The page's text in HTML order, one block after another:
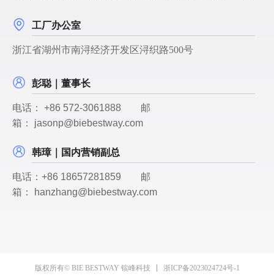
工厂办公室
浙江省湖州市南浔经济开发区浔织路500号
彭聪｜董事长
电话： +86 572-3061888
邮
箱：
jasonp@biebestway.com
韩璋｜国内营销副总
电话： +86 18657281859 邮
箱：
hanzhang@biebestway.com
版权所有© BIE BESTWAY 镔峰科技 浙ICP备2023024724号-1